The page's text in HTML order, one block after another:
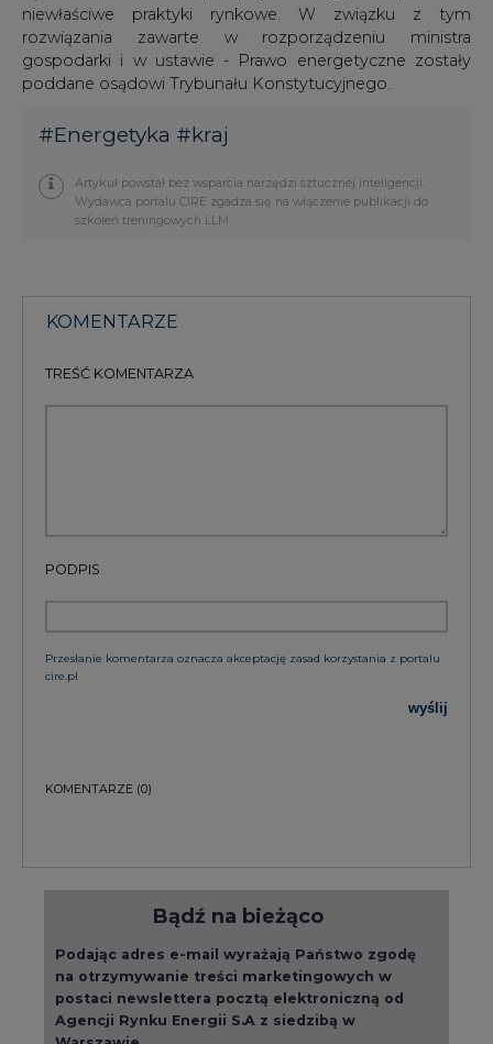
niewłaściwe praktyki rynkowe. W związku z tym
rozwiązania zawarte w rozporządzeniu ministra
gospodarki i w ustawie - Prawo energetyczne zostały
poddane osądowi Trybunału Konstytucyjnego.
#Energetyka #kraj
Artykuł powstał bez wsparcia narzędzi sztucznej inteligencji.
Wydawca portalu CIRE zgadza się na włączenie publikacji do
szkoleń treningowych LLM.
KOMENTARZE
TREŚĆ KOMENTARZA
PODPIS
Przesłanie komentarza oznacza akceptację zasad korzystania z portalu
cire.pl
wyślij
KOMENTARZE (0)
Bądź na bieżąco
Podając adres e-mail wyrażają Państwo zgodę
na otrzymywanie treści marketingowych w
postaci newslettera pocztą elektroniczną od
Agencji Rynku Energii S.A z siedzibą w
Warszawie.